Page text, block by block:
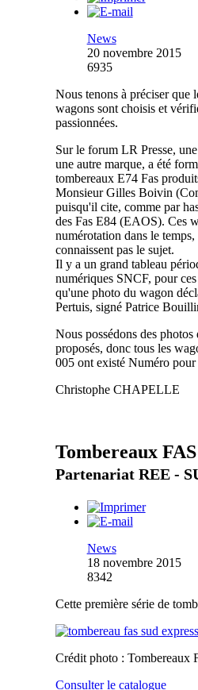
News
20 novembre 2015
6935
Nous tenons à préciser que
wagons sont choisis et
passionnées.
Sur le forum LR Presse,
une autre marque, a été
tombereaux E74 Fas
Monsieur Gilles Boivin
puisqu'il cite, comme par
des Fas E84 (EAOS). Ces
numérotation dans le
connaissent pas le sujet.
Il y a un grand tableau
numériques SNCF, pour
qu'une photo du wagon
Pertuis, signé Patrice
Nous possédons des
proposés, donc tous les
005 ont existé Numéro
Christophe CHAPELLE
Tombereaux FAS
Partenariat REE -
News
18 novembre 2015
8342
Cette première série de
Crédit photo : Tombereaux
Consulter le catalogue